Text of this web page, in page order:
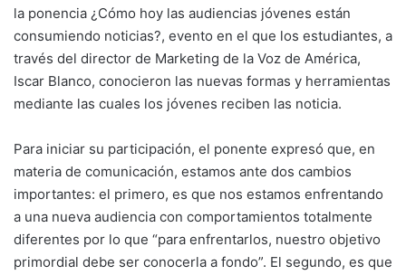
la ponencia ¿Cómo hoy las audiencias jóvenes están
consumiendo noticias?, evento en el que los estudiantes, a
través del director de Marketing de la Voz de América,
Iscar Blanco, conocieron las nuevas formas y herramientas
mediante las cuales los jóvenes reciben las noticia.
Para iniciar su participación, el ponente expresó que, en
materia de comunicación, estamos ante dos cambios
importantes: el primero, es que nos estamos enfrentando
a una nueva audiencia con comportamientos totalmente
diferentes por lo que “para enfrentarlos, nuestro objetivo
primordial debe ser conocerla a fondo”. El segundo, es que